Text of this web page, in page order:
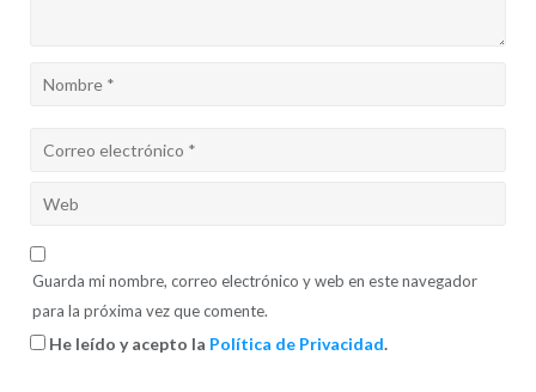
Guarda mi nombre, correo electrónico y web en este navegador
para la próxima vez que comente.
He leído y acepto la Política de Privacidad.